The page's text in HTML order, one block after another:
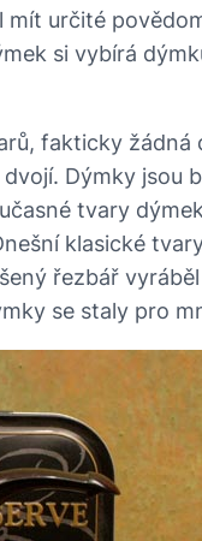
určité
si vybírá
fakticky
Dýmky jsou
tvary
klasické
řezbář
se staly pro